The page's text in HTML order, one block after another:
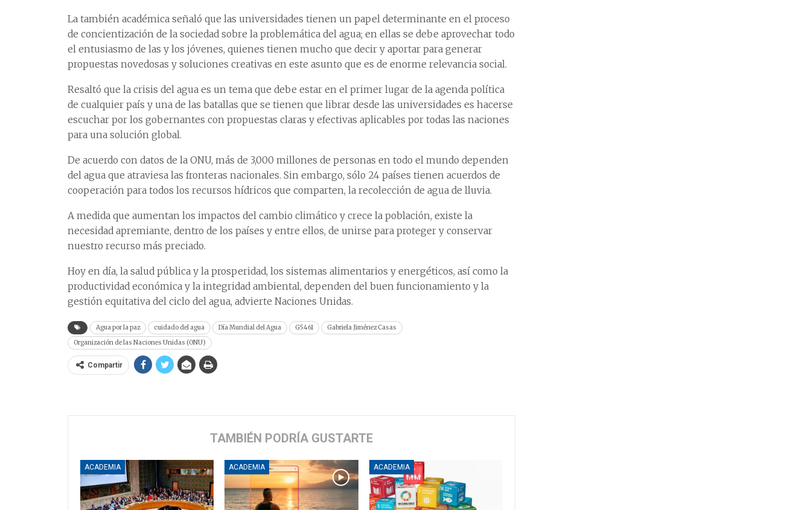
La también académica señaló que las universidades tienen un papel determinante en el proceso
de concientización de la sociedad sobre la problemática del agua; en ellas se debe aprovechar todo
el entusiasmo de las y los jóvenes, quienes tienen mucho que decir y aportar para generar
propuestas novedosas y soluciones creativas en este asunto que es de enorme relevancia social.
Resaltó que la crisis del agua es un tema que debe estar en el primer lugar de la agenda política
de cualquier país y una de las batallas que se tienen que librar desde las universidades es hacerse
escuchar por los gobernantes con propuestas claras y efectivas aplicables por todas las naciones
para una solución global.
De acuerdo con datos de la ONU, más de 3,000 millones de personas en todo el mundo dependen
del agua que atraviesa las fronteras nacionales. Sin embargo, sólo 24 países tienen acuerdos de
cooperación para todos los recursos hídricos que comparten, la recolección de agua de lluvia.
A medida que aumentan los impactos del cambio climático y crece la población, existe la
necesidad apremiante, dentro de los países y entre ellos, de unirse para proteger y conservar
nuestro recurso más preciado.
Hoy en día, la salud pública y la prosperidad, los sistemas alimentarios y energéticos, así como la
productividad económica y la integridad ambiental, dependen del buen funcionamiento y la
gestión equitativa del ciclo del agua, advierte Naciones Unidas.
Agua por la paz cuidado del agua Día Mundial del Agua G5461
Gabriela Jiménez Casas
Organización de las Naciones Unidas (ONU)
Compartir
TAMBIÉN PODRÍA GUSTARTE
ACADEMIA ACADEMIA ACADEMIA